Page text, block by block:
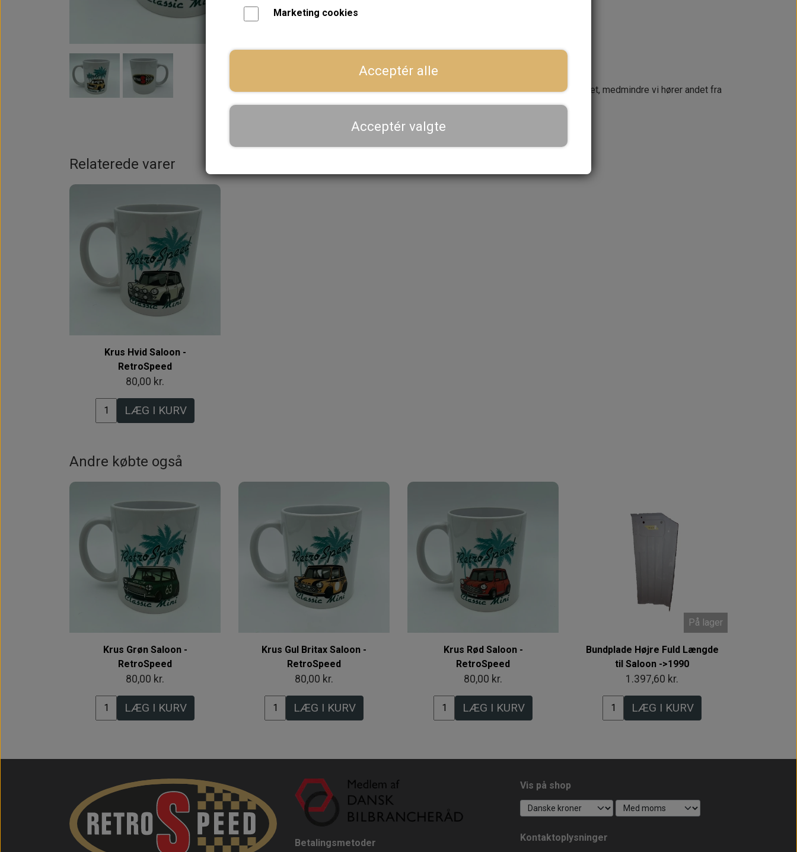
Hurtig levering - sendes ofte samme dag og leveres næste dag
Se aktuel leveringstid på varen - vi afsender altid hele din ordre samlet, medmindre vi hører andet fra
dig
Relaterede varer
Krus Hvid Saloon -
RetroSpeed
80,00 kr.
LÆG I KURV
Andre købte også
Krus Grøn Saloon -
RetroSpeed
80,00 kr.
LÆG I KURV
Krus Gul Britax Saloon -
RetroSpeed
80,00 kr.
LÆG I KURV
Krus Rød Saloon -
RetroSpeed
80,00 kr.
LÆG I KURV
På lager
Bundplade Højre Fuld Længde
til Saloon ->1990
1.397,60 kr.
LÆG I KURV
Betalingsmetoder
Vis på shop
Kontaktoplysninger
Marketing cookies
Acceptér alle
Acceptér valgte